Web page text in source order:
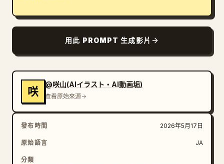
動態設計：肩膀、腰部與腿部連動，核心部位有明顯的彎
用此 PROMPT 生成影片
咲
@咲山(AIイラスト・AI動画垢)
查看原始來源
發布時間 2026年5月17日
原始語言 JA
分類